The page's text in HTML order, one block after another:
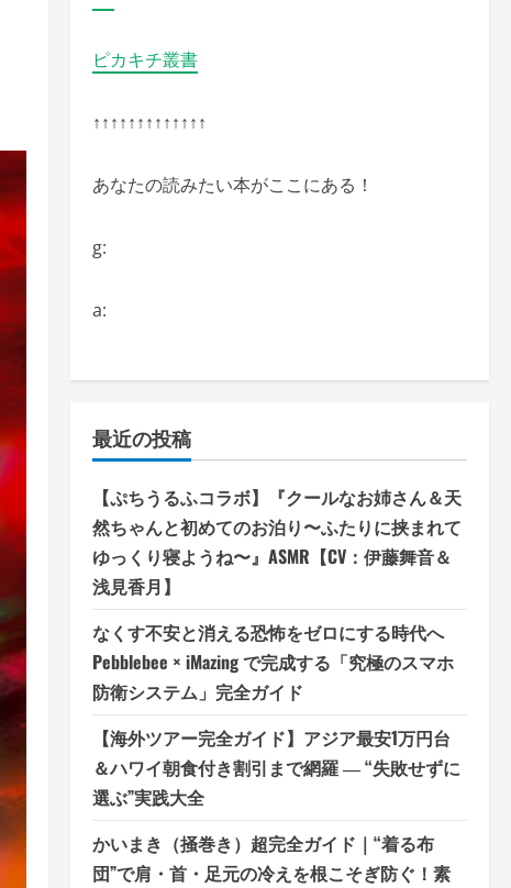
ピカキチ叢書
↑↑↑↑↑↑↑↑↑↑↑↑↑
あなたの読みたい本がここにある！
g:
a:
最近の投稿
【ぷちうるふコラボ】『クールなお姉さん＆天
然ちゃんと初めてのお泊り〜ふたりに挟まれて
ゆっくり寝ようね〜』ASMR【CV：伊藤舞音＆
浅見香月】
なくす不安と消える恐怖をゼロにする時代へ
Pebblebee × iMazing で完成する「究極のスマホ
防衛システム」完全ガイド
【海外ツアー完全ガイド】アジア最安1万円台
＆ハワイ朝食付き割引まで網羅 ― “失敗せずに
選ぶ”実践大全
かいまき（掻巻き）超完全ガイド｜“着る布
団”で肩・首・足元の冷えを根こそぎ防ぐ！素